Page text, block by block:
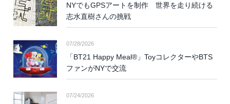
NYでもGPSアートを制作 世界を走り続ける
志水直樹さんの挑戦
07/28/2026
「BT21 Happy Meal®」ToyコレクターやBTS
ファンがNYで交流
07/24/2026